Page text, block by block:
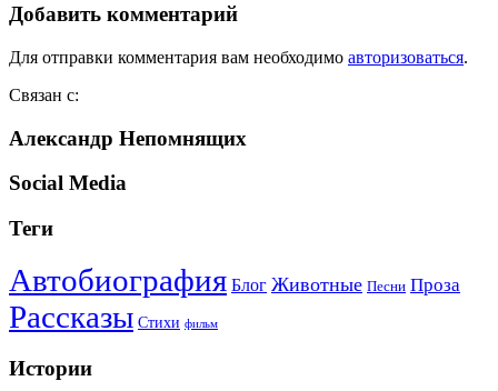
Добавить комментарий
Для отправки комментария вам необходимо авторизоваться.
Связан с:
Александр Непомнящих
Social Media
Теги
Автобиография Блог Животные Песни Проза
Рассказы Стихи фильм
Истории